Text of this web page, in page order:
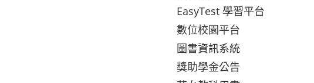
EasyTest 學習平台
數位校園平台
圖書資訊系統
獎助學金公告